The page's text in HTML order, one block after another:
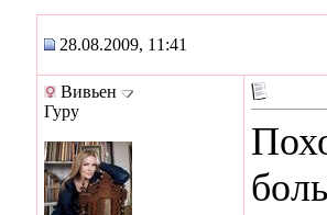
28.08.2009, 11:41
Вивьен
Гуру